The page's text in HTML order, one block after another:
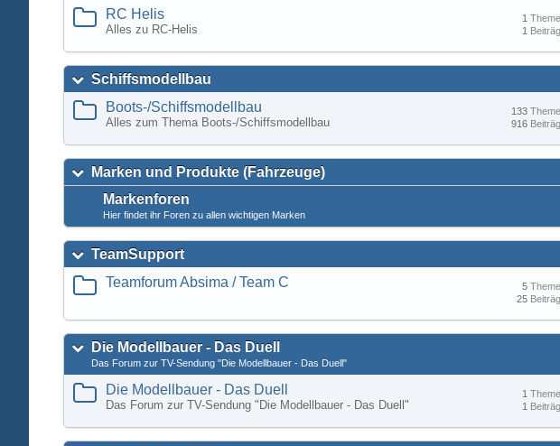
RC Helis
Alles zu RC-Helis
1
1
Schiffsmodellbau
Boots-/Schiffsmodellbau
Alles zum Thema Boots-/Schiffsmodellbau
133
916
Marken und Produkte (Fahrzeuge)
Markenforen
Hier findet ihr Foren zu allen wichtigen Marken
TeamSupport
Teamforum Absima / Team C
5
25
Die Modellbauer - Das Duell
Das Forum zur TV-Sendung "Die Modellbauer - Das Duell"
Die Modellbauer - Das Duell
Das Forum zur TV-Sendung "Die Modellbauer - Das Duell"
1
1